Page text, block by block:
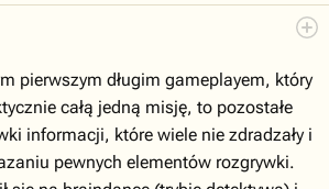
pierwszym długim gameplayem, który
całą jedną misję, to pozostałe
informacji, które wiele nie zdradzały i
pewnych elementów rozgrywki.